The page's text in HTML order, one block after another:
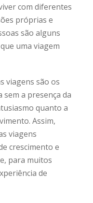
com diferentes
próprias e
são alguns
uma viagem
viagens são os
a presença da
quanto a
Assim,
viagens
crescimento e
para muitos
de